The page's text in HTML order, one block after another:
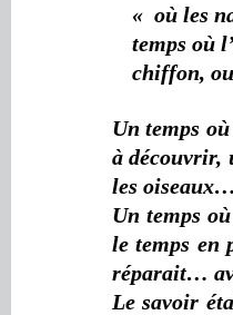
« où les
temps où
chiffon,
Un temps
à découvrir,
les oiseaux…
Un temps
le temps en
réparait…
Le savoir